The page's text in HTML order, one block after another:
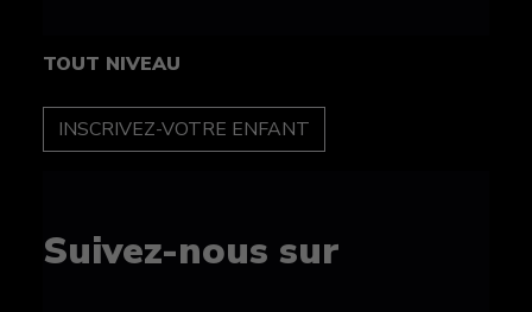
TOUT NIVEAU
INSCRIPTION
Suivez-nous sur